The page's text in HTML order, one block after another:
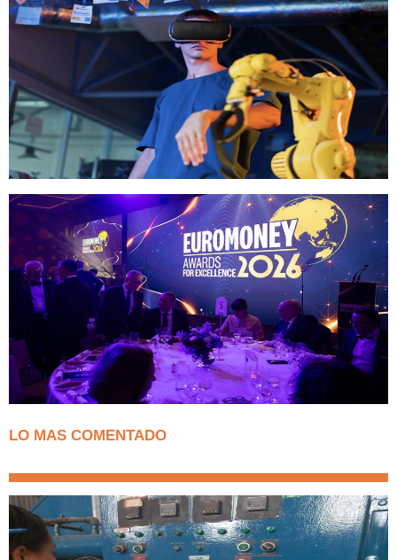
LO MAS COMENTADO